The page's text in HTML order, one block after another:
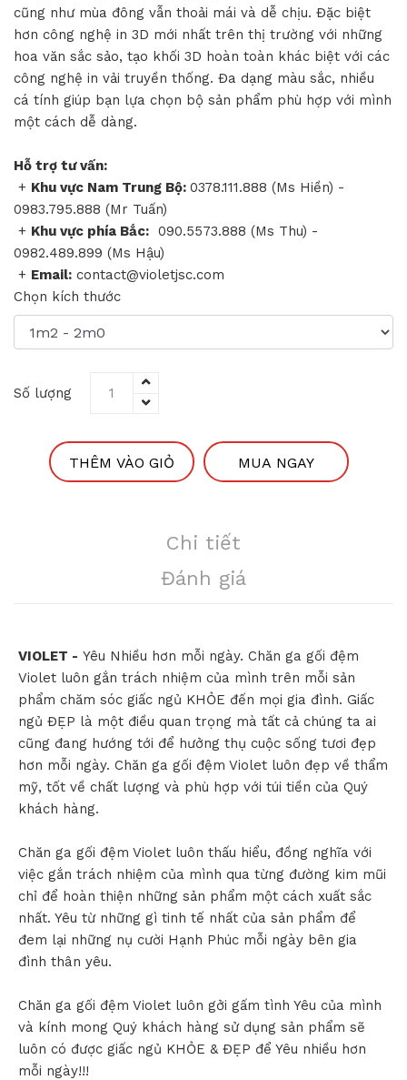
cũng như mùa đông vẫn thoải mái và dễ chịu. Đặc biệt
hơn công nghệ in 3D mới nhất trên thị trường với những
hoa văn sắc sảo, tạo khối 3D hoàn toàn khác biệt với các
công nghệ in vải truyền thống. Đa dạng màu sắc, nhiều
cá tính giúp bạn lựa chọn bộ sản phẩm phù hợp với mình
một cách dễ dàng.
Hỗ trợ tư vấn:
+ Khu vực Nam Trung Bộ: 0378.111.888 (Ms Hiền) -
0983.795.888 (Mr Tuấn)
+ Khu vực phía Bắc: 090.5573.888 (Ms Thu) -
0982.489.899 (Ms Hậu)
+ Email: contact@violetjsc.com
Chọn kích thước
Số lượng
THÊM VÀO GIỎ MUA NGAY
Chi tiết
Đánh giá
VIOLET - Yêu Nhiều hơn mỗi ngày. Chăn ga gối đệm
Violet luôn gắn trách nhiệm của mình trên mỗi sản
phẩm chăm sóc giấc ngủ KHỎE đến mọi gia đình. Giấc
ngủ ĐẸP là một điều quan trọng mà tất cả chúng ta ai
cũng đang hướng tới để hưởng thụ cuộc sống tươi đẹp
hơn mỗi ngày. Chăn ga gối đệm Violet luôn đẹp về thẩm
mỹ, tốt về chất lượng và phù hợp với túi tiền của Quý
khách hàng.
Chăn ga gối đệm Violet luôn thấu hiểu, đồng nghĩa với
việc gắn trách nhiệm của mình qua từng đường kim mũi
chỉ để hoàn thiện những sản phẩm một cách xuất sắc
nhất. Yêu từ những gì tinh tế nhất của sản phẩm để
đem lại những nụ cười Hạnh Phúc mỗi ngày bên gia
đình thân yêu.
Chăn ga gối đệm Violet luôn gởi gấm tình Yêu của mình
và kính mong Quý khách hàng sử dụng sản phẩm sẽ
luôn có được giấc ngủ KHỎE & ĐẸP để Yêu nhiều hơn
mỗi ngày!!!